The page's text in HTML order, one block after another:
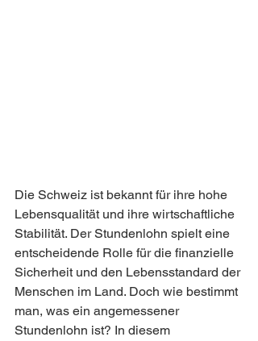
Die Schweiz ist bekannt für ihre hohe
Lebensqualität und ihre wirtschaftliche
Stabilität. Der Stundenlohn spielt eine
entscheidende Rolle für die finanzielle
Sicherheit und den Lebensstandard der
Menschen im Land. Doch wie bestimmt
man, was ein angemessener
Stundenlohn ist? In diesem